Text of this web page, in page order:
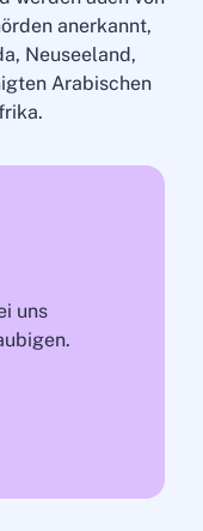
anerkannt,
Neuseeland,
Arabischen
uns